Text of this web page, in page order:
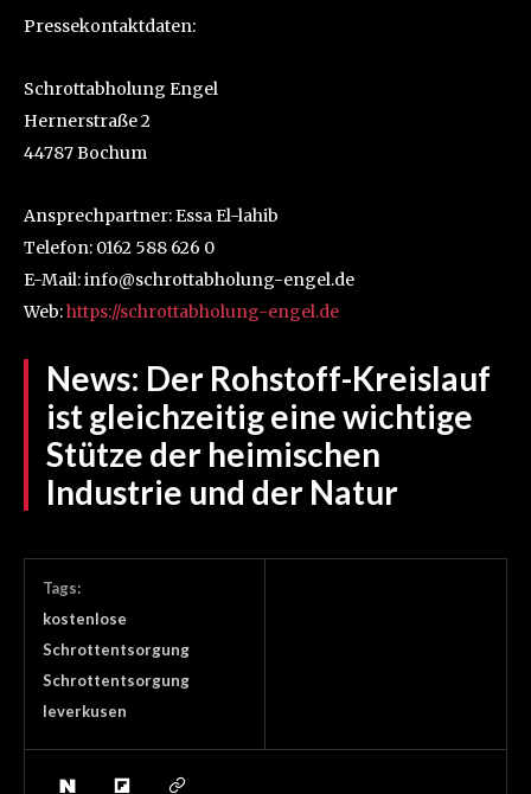
Pressekontaktdaten:
Schrottabholung Engel
Hernerstraße 2
44787 Bochum
Ansprechpartner: Essa El-lahib
Telefon: 0162 588 626 0
E-Mail: info@schrottabholung-engel.de
Web:https://schrottabholung-engel.de
News: Der Rohstoff-Kreislauf
ist gleichzeitig eine wichtige
Stütze der heimischen
Industrie und der Natur
Tags:
kostenlose
Schrottentsorgung
Schrottentsorgung
leverkusen